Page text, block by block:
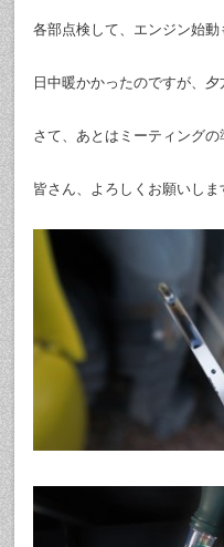
各部点検して、エンジン始動
日中暖かかったのですが、
さて、あとはミーティングの
皆さん、よろしくお願いしま